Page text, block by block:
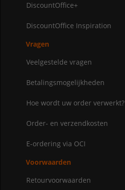
DiscountOffice+
DiscountOffice Inspiration
Vragen
Veelgestelde vragen
Betalingsmogelijkheden
Hoe wordt uw order verwerkt?
Order- en verzendkosten
E-ordering via OCI
Voorwaarden
Retourvoorwaarden